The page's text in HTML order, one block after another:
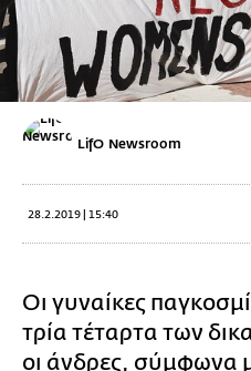
LifO Newsroom
28.2.2019 | 15:40
Οι γυναίκες
τρία τέταρτα των
οι άνδρες, σύμφωνα